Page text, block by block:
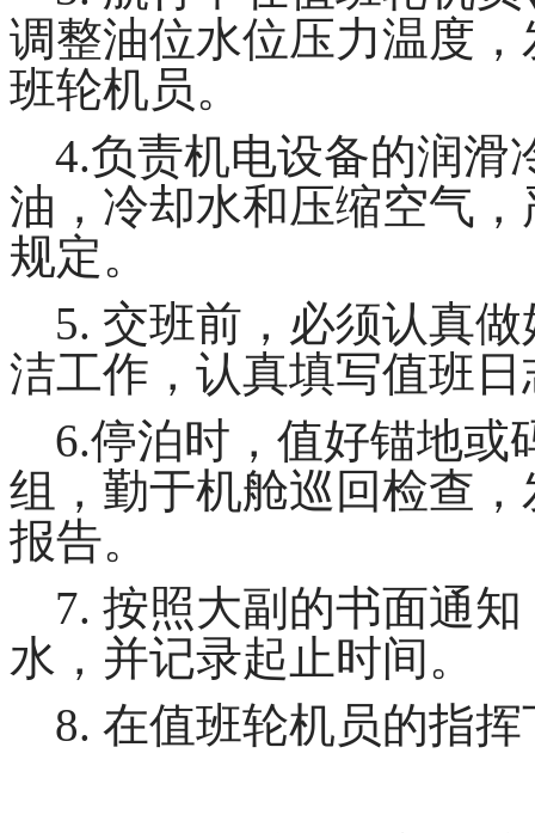
调整油位水位压力温度
班轮机员。
4.负责机电设备的润滑
油，冷却水和压缩空气
规定。
5. 交班前，必须认真
洁工作，认真填写值班日
6.停泊时， 值好锚地或
组，勤于机舱巡回检查
报告。
7. 按照大副的书面通
水，并记录起止时间。
8. 在值班轮机员的指